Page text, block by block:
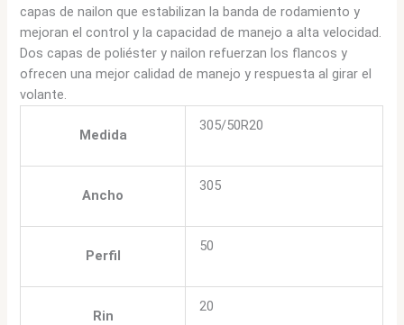
capas de nailon que estabilizan la banda de rodamiento y
mejoran el control y la capacidad de manejo a alta velocidad.
Dos capas de poliéster y nailon refuerzan los flancos y
ofrecen una mejor calidad de manejo y respuesta al girar el
volante.
Medida
305/50R20
Ancho
305
Perfil
50
Rin
20